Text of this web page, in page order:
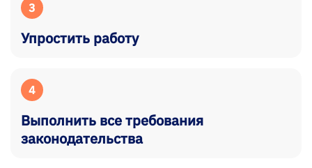
3
Упростить работу
4
Выполнить все требования
законодательства